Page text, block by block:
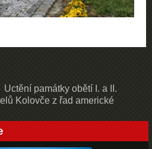
Uctění památky obětí I. a II.
Kolovče z řad americké